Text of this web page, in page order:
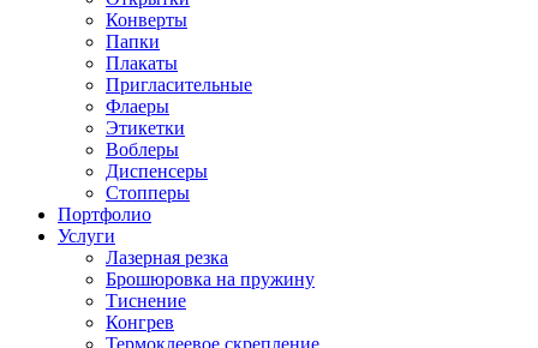
Конверты
Папки
Плакаты
Пригласительные
Флаеры
Этикетки
Воблеры
Диспенсеры
Стопперы
Портфолио
Услуги
Лазерная резка
Брошюровка на пружину
Тиснение
Конгрев
Термоклеевое скрепление